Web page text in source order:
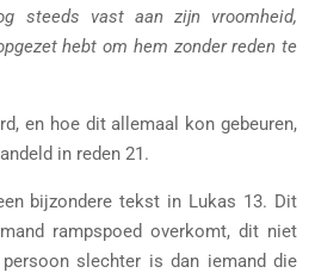
steeds vast aan zijn vroomheid,
hebt om hem zonder reden te
en hoe dit allemaal kon gebeuren,
in reden 21.
bijzondere tekst in Lukas 13. Dit
rampspoed overkomt, dit niet
slechter is dan iemand die